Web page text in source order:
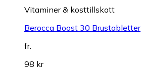
Vitaminer & kosttillskott
Berocca Boost 30 Brustabletter
fr.
98 kr